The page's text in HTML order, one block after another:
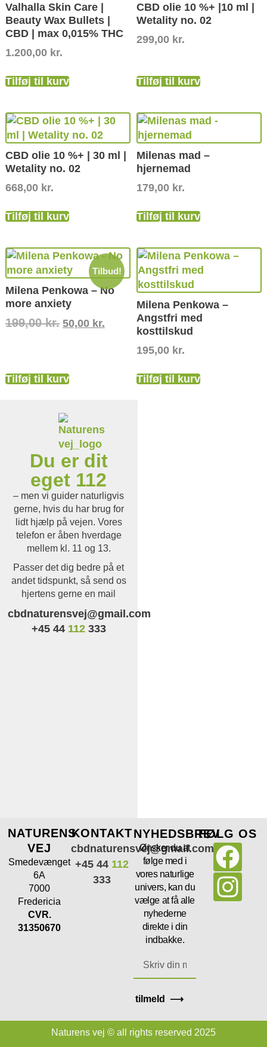
Valhalla Skin Care |
Beauty Wax Bullets |
CBD | max 0,015% THC
1.200,00 kr.
Tilføj til kurv
CBD olie 10 %+ |10 ml |
Wetality no. 02
299,00 kr.
Tilføj til kurv
CBD olie 10 %+ | 30 ml |
Wetality no. 02
668,00 kr.
Tilføj til kurv
Milenas mad –
hjernemad
179,00 kr.
Tilføj til kurv
Tilbud!
Milena Penkowa – No
more anxiety
199,00kr. 50,00 kr.
Tilføj til kurv
Milena Penkowa –
Angstfri med
kosttilskud
195,00 kr.
Tilføj til kurv
Du er dit
eget 112
– men vi guider naturligvis
gerne, hvis du har brug for
lidt hjælp på vejen. Vores
telefon er åben hverdage
mellem kl. 11 og 13.
Passer det dig bedre på et
andet tidspunkt, så send os
hjertens gerne en mail
cbdnaturensvej@gmail.com
+45 44 112333
NATURENS
VEJ
Smedevænget
6A
7000
Fredericia
CVR.
31350670
KONTAKT
cbdnaturensvej@gmail.com
+45 44 112
333
NYHEDSBREV
Ønsker du at
følge med i
vores naturlige
univers, kan du
vælge at få alle
nyhederne
direkte i din
indbakke.
tilmeld ⟶
FØLG OS
Naturens vej © all rights reserved 2025